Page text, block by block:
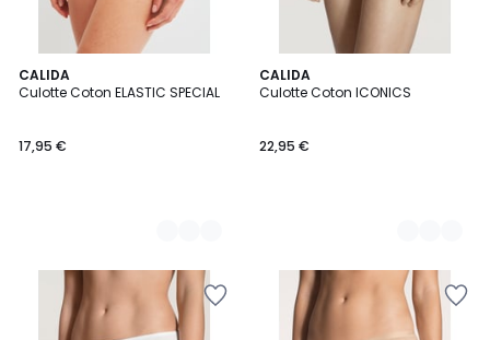
CALIDA
Culotte Coton ELASTIC SPECIAL
17,95 €
4
Couleurs
CALIDA
Culotte Coton ICONICS
22,95 €
2
Couleurs